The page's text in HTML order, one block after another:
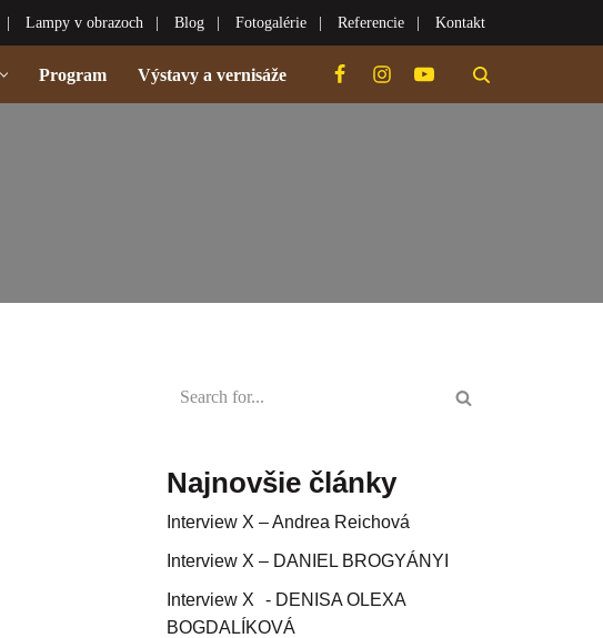
Lampy v obrazoch Blog Fotogalérie Referencie Kontakt
Program Výstavy a vernisáže
Najnovšie články
Interview X – Andrea Reichová
Interview X – DANIEL BROGYÁNYI
Interview X - DENISA OLEXA
BOGDALÍKOVÁ